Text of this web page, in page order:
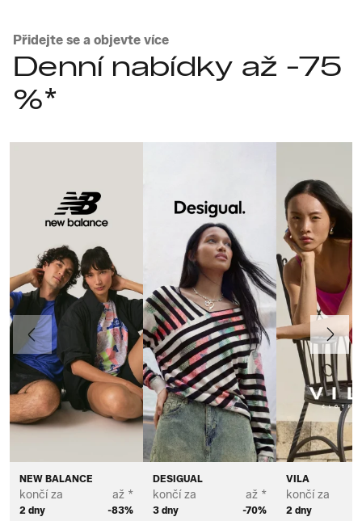
Přidejte se a objevte více
Denní nabídky až -75
%*
NEW BALANCE
končí za
2 dny
až *
-83%
DESIGUAL
končí za
3 dny
až *
-70%
VILA
končí za
2 dny
Předchozí Další